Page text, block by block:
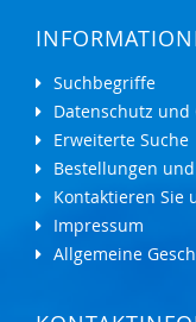
Suchbegriffe
Datenschutz und
Erweiterte Suche
Bestellungen
Kontaktieren Sie
Impressum
Allgemeine